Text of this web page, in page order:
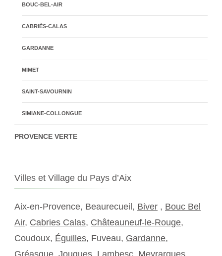
BOUC-BEL-AIR
CABRIÈS-CALAS
GARDANNE
MIMET
SAINT-SAVOURNIN
SIMIANE-COLLONGUE
PROVENCE VERTE
Villes et Village du Pays d’Aix
Aix-en-Provence, Beaurecueil, Biver , Bouc Bel
Air, Cabries Calas, Châteauneuf-le-Rouge,
Coudoux, Éguilles, Fuveau, Gardanne,
Gréasque, Jouques, Lambesc, Meyrargues,